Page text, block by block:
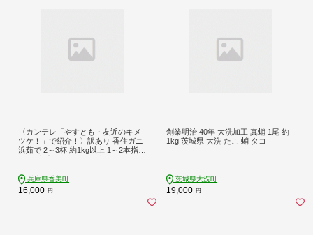
〈カンテレ「やすとも・友近のキメ
ツケ！」で紹介！〉訳あり 香住ガニ
浜茹で 2～3杯 約1kg以上 1～2本指落
かに 蟹 爪 身 脚 しゃぶ ベニ ズワイ
ガニ 紅 べに ずわいがに 訳あり ご自
宅用 大人気 おすすめ 兵庫県 香美町
兵庫県香美町
16,000 円
創業明治 40年 大洗加工 真蛸 1尾 約
1kg 茨城県 大洗 たこ 蛸 タコ
茨城県大洗町
19,000 円